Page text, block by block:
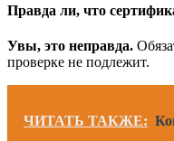
Правда ли, что
Увы, это неправда.
проверке не подлежит.
ЧИТАТЬ ТАКЖЕ: